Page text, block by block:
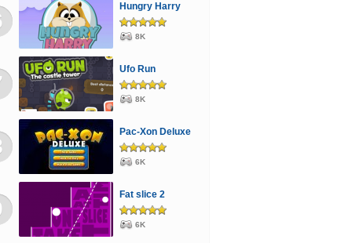
Hungry Harry
8K
Ufo Run
8K
Pac-Xon Deluxe
6K
Fat slice 2
6K